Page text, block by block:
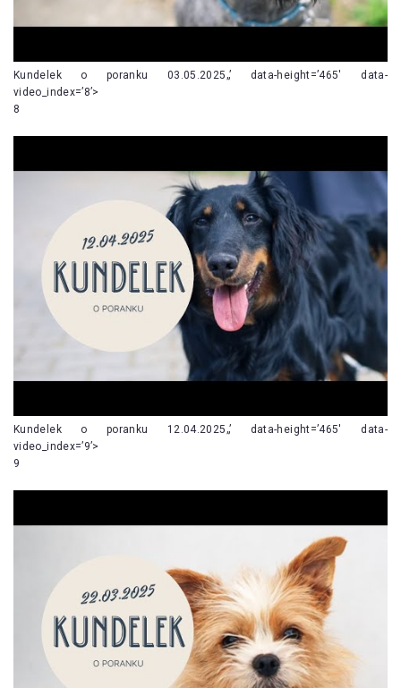
Kundelek o poranku 03.05.2025„’ data-height=’465′ data-
video_index=’8’>
8
Kundelek o poranku 12.04.2025„’ data-height=’465′ data-
video_index=’9’>
9